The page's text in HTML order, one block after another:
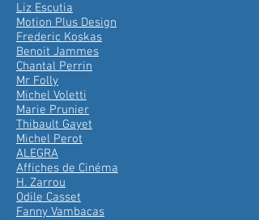
Liz Escutia
Motion Plus Design
Frederic Koskas
Benoit Jammes
Chantal Perrin
Mr Folly
Michel Voletti
Marie Prunier
Thibault Gayet
Michel Perot
ALEGRA
Affiches de Cinéma
H. Zarrou
Odile Casset
Fanny Vambacas